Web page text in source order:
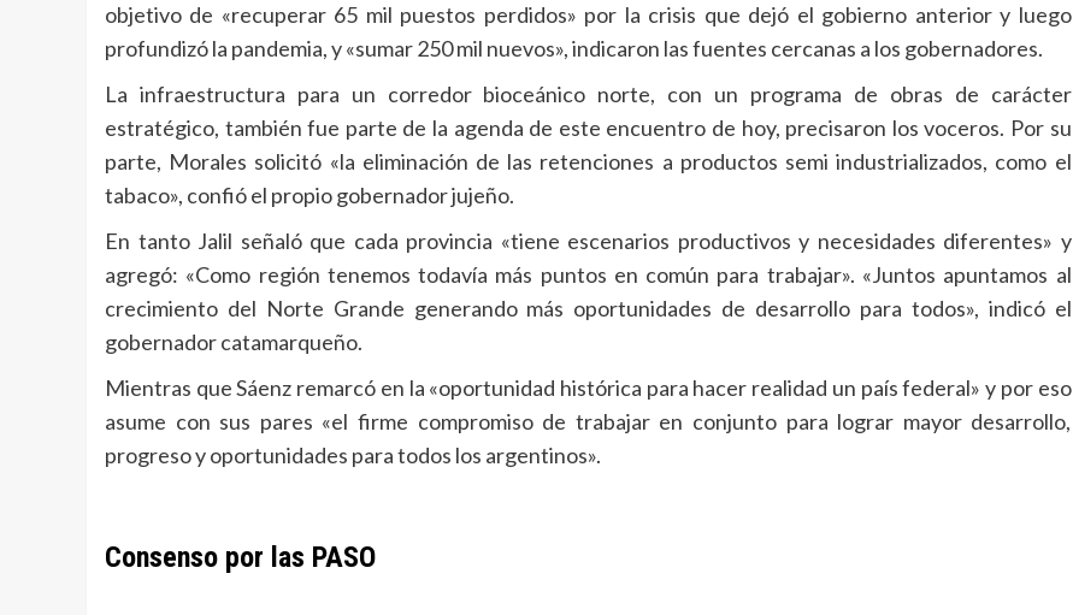
objetivo de «recuperar 65 mil puestos perdidos» por la crisis que dejó el gobierno anterior y luego
profundizó la pandemia, y «sumar 250 mil nuevos», indicaron las fuentes cercanas a los gobernadores.
La infraestructura para un corredor bioceánico norte, con un programa de obras de carácter
estratégico, también fue parte de la agenda de este encuentro de hoy, precisaron los voceros. Por su
parte, Morales solicitó «la eliminación de las retenciones a productos semi industrializados, como el
tabaco», confió el propio gobernador jujeño.
En tanto Jalil señaló que cada provincia «tiene escenarios productivos y necesidades diferentes» y
agregó: «Como región tenemos todavía más puntos en común para trabajar». «Juntos apuntamos al
crecimiento del Norte Grande generando más oportunidades de desarrollo para todos», indicó el
gobernador catamarqueño.
Mientras que Sáenz remarcó en la «oportunidad histórica para hacer realidad un país federal» y por eso
asume con sus pares «el firme compromiso de trabajar en conjunto para lograr mayor desarrollo,
progreso y oportunidades para todos los argentinos».
Consenso por las PASO